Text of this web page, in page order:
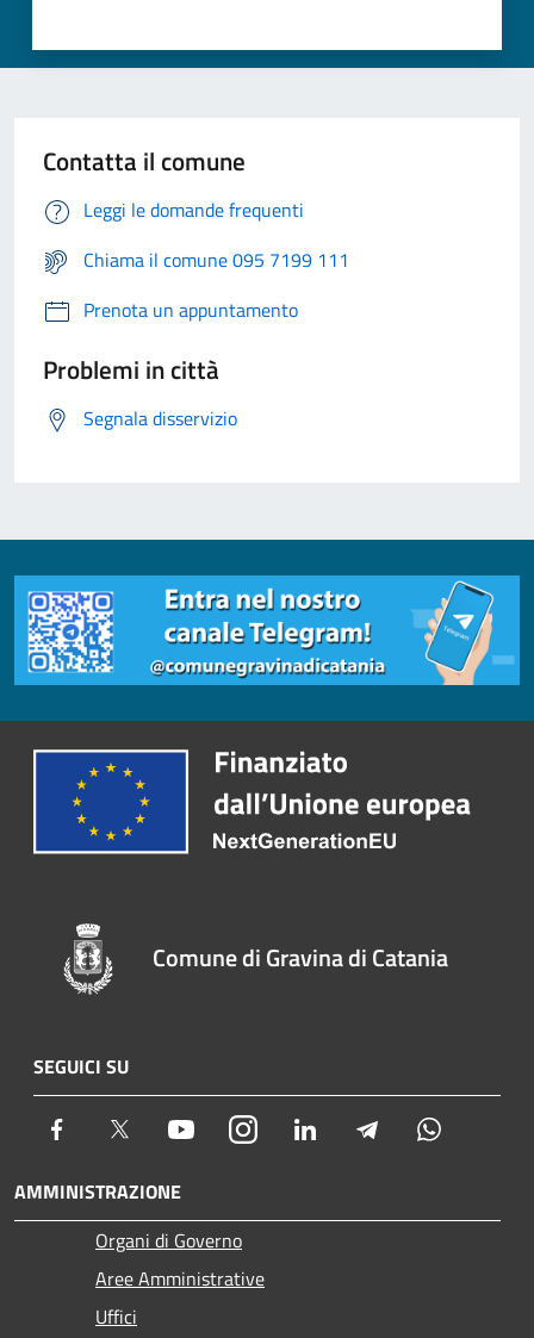
Contatta il comune
Leggi le domande frequenti
Chiama il comune 095 7199 111
Prenota un appuntamento
Problemi in città
Segnala disservizio
Comune di Gravina di Catania
SEGUICI SU
Facebook Twitter YoutubeInstagram LinkedIn Telegram
AMMINISTRAZIONE
Organi di Governo
Aree Amministrative
Uffici